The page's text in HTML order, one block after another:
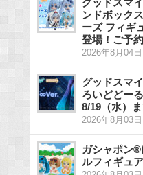
グッドスマ
ンドボック
ーズ フィギ
登場！ご予
2026年8月04
グッドスマ
ろいどどー
8/19（水）
2026年8月03
ガシャポン
ルフィギュ